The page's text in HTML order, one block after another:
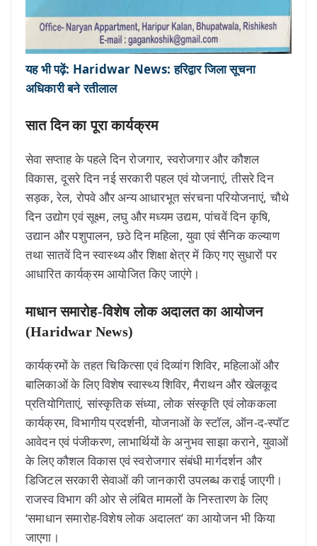
यह भी पढ़ें: Haridwar News: हरिद्वार जिला सूचना
अधिकारी बने रतीलाल
सात दिन का पूरा कार्यक्रम
सेवा सप्ताह के पहले दिन रोजगार, स्वरोजगार और कौशल
विकास, दूसरे दिन नई सरकारी पहल एवं योजनाएं, तीसरे दिन
सड़क, रेल, रोपवे और अन्य आधारभूत संरचना परियोजनाएं, चौथे
दिन उद्योग एवं सूक्ष्म, लघु और मध्यम उद्यम, पांचवें दिन कृषि,
उद्यान और पशुपालन, छठे दिन महिला, युवा एवं सैनिक कल्याण
तथा सातवें दिन स्वास्थ्य और शिक्षा क्षेत्र में किए गए सुधारों पर
आधारित कार्यक्रम आयोजित किए जाएंगे।
माधान समारोह-विशेष लोक अदालत का आयोजन
(Haridwar News)
कार्यक्रमों के तहत चिकित्सा एवं दिव्यांग शिविर, महिलाओं और
बालिकाओं के लिए विशेष स्वास्थ्य शिविर, मैराथन और खेलकूद
प्रतियोगिताएं, सांस्कृतिक संध्या, लोक संस्कृति एवं लोककला
कार्यक्रम, विभागीय प्रदर्शनी, योजनाओं के स्टॉल, ऑन-द-स्पॉट
आवेदन एवं पंजीकरण, लाभार्थियों के अनुभव साझा कराने, युवाओं
के लिए कौशल विकास एवं स्वरोजगार संबंधी मार्गदर्शन और
डिजिटल सरकारी सेवाओं की जानकारी उपलब्ध कराई जाएगी।
राजस्व विभाग की ओर से लंबित मामलों के निस्तारण के लिए
‘समाधान समारोह-विशेष लोक अदालत’ का आयोजन भी किया
जाएगा।